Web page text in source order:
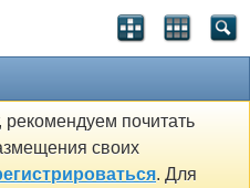
почитать
своих
. Для